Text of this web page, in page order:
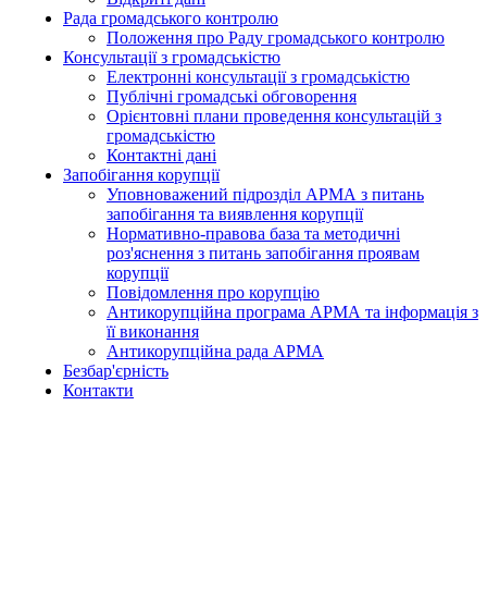
Рада громадського контролю
Положення про Раду громадського контролю
Консультації з громадськістю
Електронні консультації з громадськістю
Публічні громадські обговорення
Орієнтовні плани проведення консультацій з
громадськістю
Контактні дані
Запобігання корупції
Уповноважений підрозділ АРМА з питань
запобігання та виявлення корупції
Нормативно-правова база та методичні
роз'яснення з питань запобігання проявам
корупції
Повідомлення про корупцію
Антикорупційна програма АРМА та інформація з
її виконання
Антикорупційна рада АРМА
Безбар'єрність
Контакти